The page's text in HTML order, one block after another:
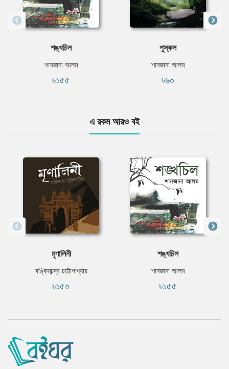
শঙ্খচিল
শানজানা আলম
৳১৫৫
পুস্কল
শানজানা আলম
৳৬০
এ রকম আরও বই
মৃণালিনী
বঙ্কিমচন্দ্র চট্টোপাধ্যায়
৳১৫০
শঙ্খচিল
শানজানা আলম
৳১৫৫